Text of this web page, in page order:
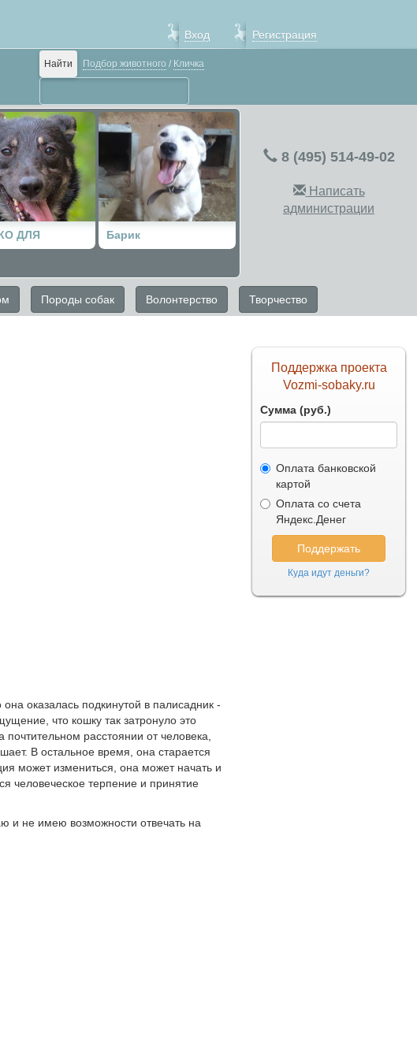
Вход Регистрация
Найти Подбор животного / Кличка
ДЛЯ Барик
8 (495) 514-49-02
Написать
администрации
Породы собак Волонтерство Творчество
оказалась подкинутой в палисадник -
что кошку так затронуло это
расстоянии от человека,
В остальное время, она старается
может измениться, она может начать и
человеческое терпение и принятие
и не имею возможности отвечать на
Поддержка проекта
Vozmi-sobaky.ru
Сумма (руб.)
Оплата банковской
картой
Оплата со счета
Яндекс.Денег
Куда идут деньги?